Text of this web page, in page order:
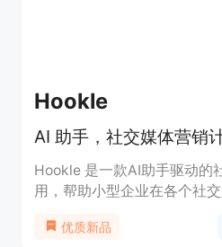
Hookle
AI 助手，社交媒体营销
Hookle 是一款AI助手驱动的
用，帮助小型企业在各个社
Hookle提供免费试用。
优质新品